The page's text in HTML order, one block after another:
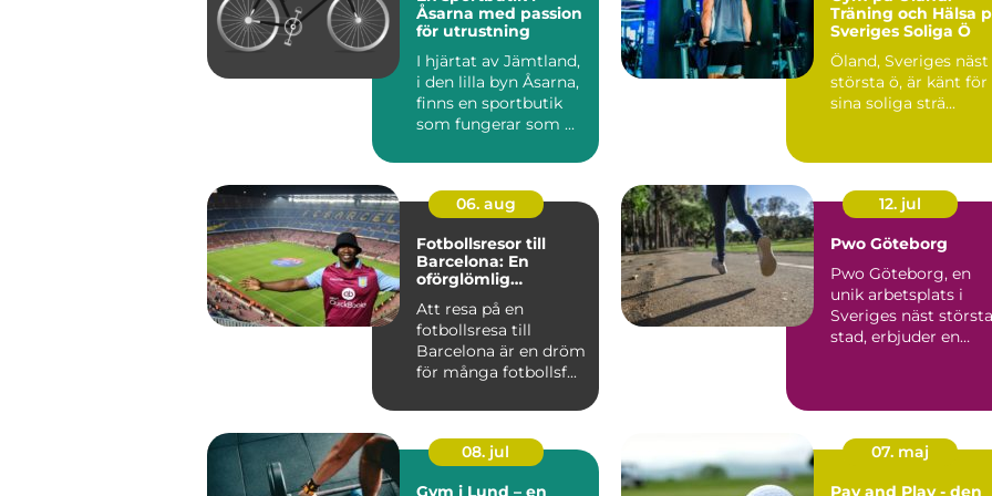
Åsarna med passion
för utrustning
I hjärtat av Jämtland,
i den lilla byn Åsarna,
finns en sportbutik
som fungerar som ...
Träning och Hälsa
Sveriges Soliga Ö
Öland, Sveriges näst
största ö, är känt för
sina soliga strä...
06. aug
Fotbollsresor till
Barcelona: En
oförglömlig
Att resa på en
fotbollsresa till
Barcelona är en dröm
för många fotbollsf...
12. jul
Pwo Göteborg
Pwo Göteborg, en
unik arbetsplats i
Sveriges näst största
stad, erbjuder en
08. jul
Gym i Lund – en
07. maj
Pay and Play - den